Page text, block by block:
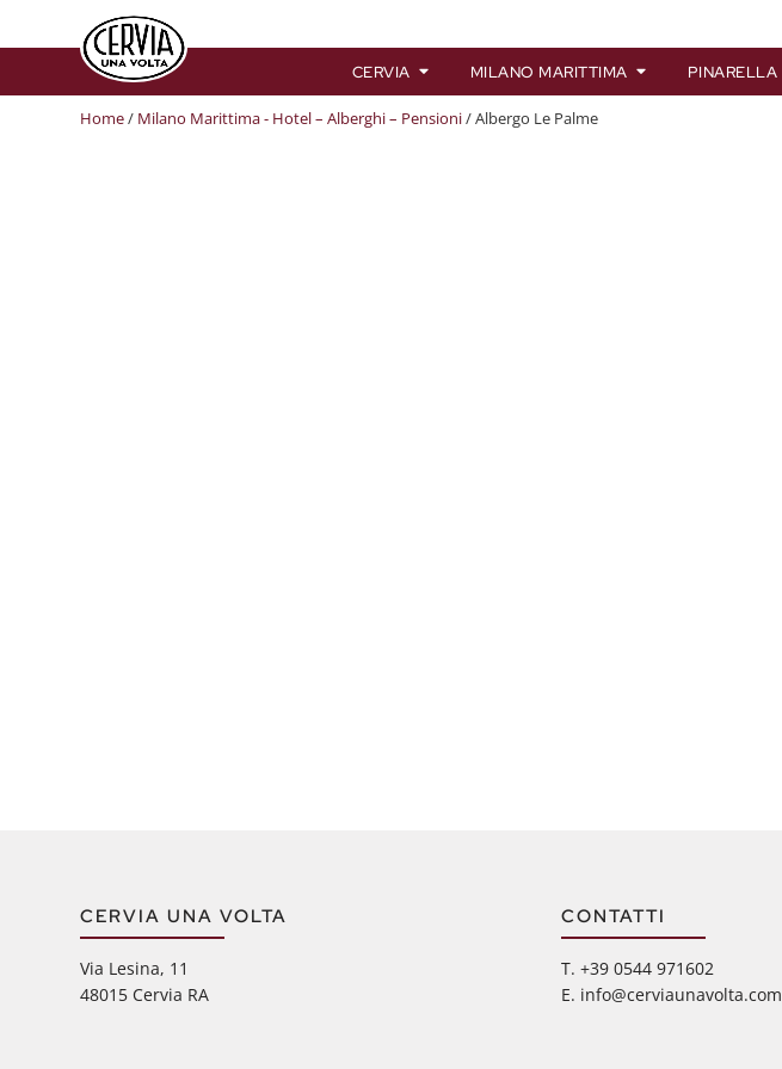
CERVIA MILANO MARITTIMA PINARELLA
Home/ Milano Marittima - Hotel – Alberghi – Pensioni/ Albergo Le Palme
CERVIA UNA VOLTA
Via Lesina, 11
48015 Cervia RA
CONTATTI
‭T. +39 0544 971602
E. info@cerviaunavolta.com